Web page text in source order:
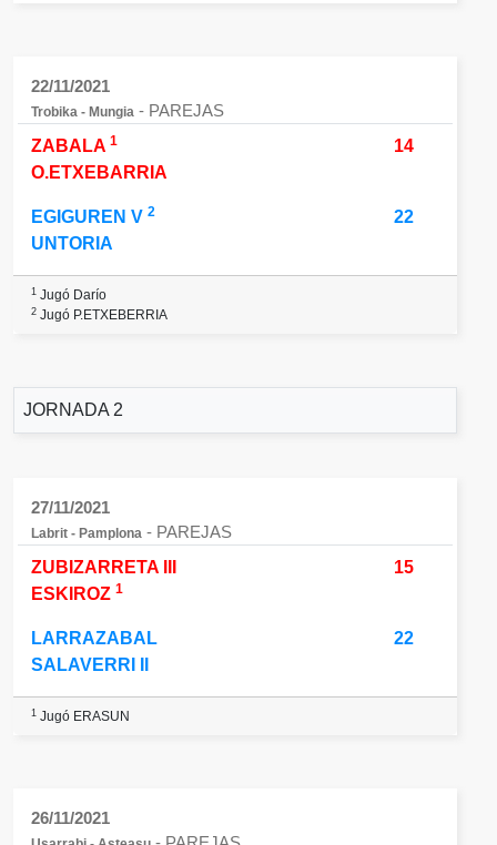
22/11/2021
Trobika - Mungia - PAREJAS
ZABALA 1
O.ETXEBARRIA
14
EGIGUREN V 2
UNTORIA
22
1 Jugó Darío
2 Jugó P.ETXEBERRIA
JORNADA 2
27/11/2021
Labrit - Pamplona - PAREJAS
ZUBIZARRETA III
ESKIROZ 1
15
LARRAZABAL
SALAVERRI II
22
1 Jugó ERASUN
26/11/2021